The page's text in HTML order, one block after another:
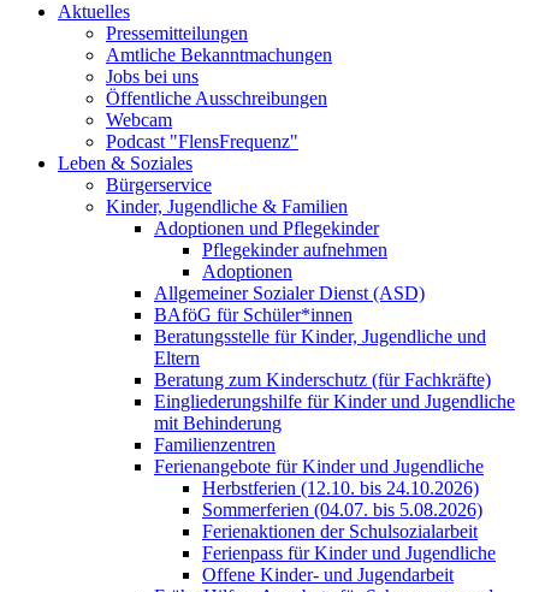
Aktuelles
Pressemitteilungen
Amtliche Bekanntmachungen
Jobs bei uns
Öffentliche Ausschreibungen
Webcam
Podcast "FlensFrequenz"
Leben & Soziales
Bürgerservice
Kinder, Jugendliche & Familien
Adoptionen und Pflegekinder
Pflegekinder aufnehmen
Adoptionen
Allgemeiner Sozialer Dienst (ASD)
BAföG für Schüler*innen
Beratungsstelle für Kinder, Jugendliche und
Eltern
Beratung zum Kinderschutz (für Fachkräfte)
Eingliederungshilfe für Kinder und Jugendliche
mit Behinderung
Familienzentren
Ferienangebote für Kinder und Jugendliche
Herbstferien (12.10. bis 24.10.2026)
Sommerferien (04.07. bis 5.08.2026)
Ferienaktionen der Schulsozialarbeit
Ferienpass für Kinder und Jugendliche
Offene Kinder- und Jugendarbeit